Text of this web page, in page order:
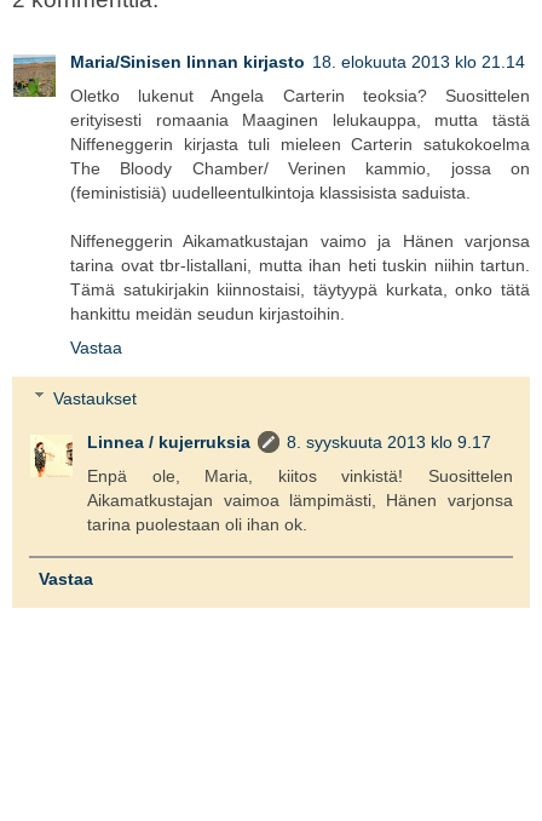
Maria/Sinisen linnan kirjasto 18. elokuuta 2013 klo 21.14
Oletko lukenut Angela Carterin teoksia? Suosittelen
erityisesti romaania Maaginen lelukauppa, mutta tästä
Niffeneggerin kirjasta tuli mieleen Carterin satukokoelma
The Bloody Chamber/ Verinen kammio, jossa on
(feministisiä) uudelleentulkintoja klassisista saduista.
Niffeneggerin Aikamatkustajan vaimo ja Hänen varjonsa
tarina ovat tbr-listallani, mutta ihan heti tuskin niihin tartun.
Tämä satukirjakin kiinnostaisi, täytyypä kurkata, onko tätä
hankittu meidän seudun kirjastoihin.
Vastaa
Vastaukset
Linnea / kujerruksia
8. syyskuuta 2013 klo 9.17
Enpä ole, Maria, kiitos vinkistä! Suosittelen
Aikamatkustajan vaimoa lämpimästi, Hänen varjonsa
tarina puolestaan oli ihan ok.
Vastaa